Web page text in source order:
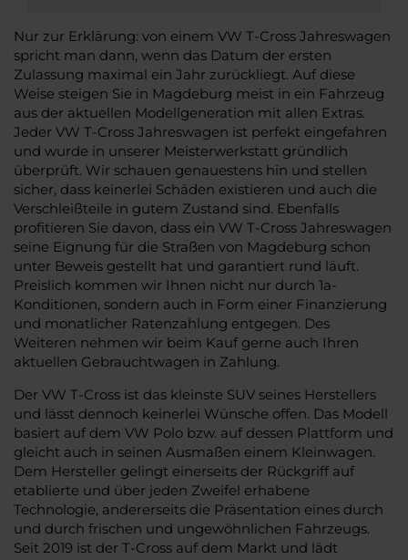
Nur zur Erklärung: von einem VW T-Cross Jahreswagen
spricht man dann, wenn das Datum der ersten
Zulassung maximal ein Jahr zurückliegt. Auf diese
Weise steigen Sie in Magdeburg meist in ein Fahrzeug
aus der aktuellen Modellgeneration mit allen Extras.
Jeder VW T-Cross Jahreswagen ist perfekt eingefahren
und wurde in unserer Meisterwerkstatt gründlich
überprüft. Wir schauen genauestens hin und stellen
sicher, dass keinerlei Schäden existieren und auch die
Verschleißteile in gutem Zustand sind. Ebenfalls
profitieren Sie davon, dass ein VW T-Cross Jahreswagen
seine Eignung für die Straßen von Magdeburg schon
unter Beweis gestellt hat und garantiert rund läuft.
Preislich kommen wir Ihnen nicht nur durch 1a-
Konditionen, sondern auch in Form einer Finanzierung
und monatlicher Ratenzahlung entgegen. Des
Weiteren nehmen wir beim Kauf gerne auch Ihren
aktuellen Gebrauchtwagen in Zahlung.
Der VW T-Cross ist das kleinste SUV seines Herstellers
und lässt dennoch keinerlei Wünsche offen. Das Modell
basiert auf dem VW Polo bzw. auf dessen Plattform und
gleicht auch in seinen Ausmaßen einem Kleinwagen.
Dem Hersteller gelingt einerseits der Rückgriff auf
etablierte und über jeden Zweifel erhabene
Technologie, andererseits die Präsentation eines durch
und durch frischen und ungewöhnlichen Fahrzeugs.
Seit 2019 ist der T-Cross auf dem Markt und lädt